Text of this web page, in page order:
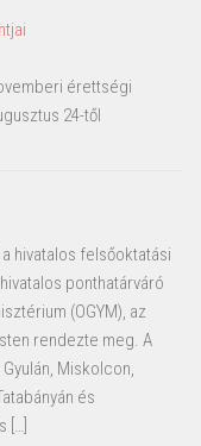
érettségi
24-től
hivatalos felsőoktatási
ponthatárváró
(OGYM), az
rendezte meg. A
Miskolcon,
és
[…]